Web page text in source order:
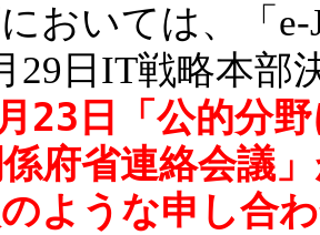
おいては、「e-
29日IT戦略本部
23日「公的分
府省連絡会議
のような申し合